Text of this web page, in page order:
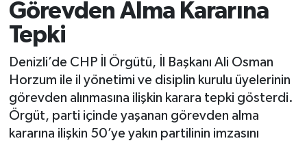
Görevden Alma Kararına
Tepki
Denizli’de CHP İl Örgütü, İl Başkanı Ali Osman
Horzum ile il yönetimi ve disiplin kurulu üyelerinin
görevden alınmasına ilişkin karara tepki gösterdi.
Örgüt, parti içinde yaşanan görevden alma
kararına ilişkin 50’ye yakın partilinin imzasını
SAĞLIK
EKONOMİ
KÜLTÜR SANAT
SPOR
Süper Lig Puan Durumu ve Fikstür
Tüm Manşetler
Son Dakika Haberleri
Haber Arşivi